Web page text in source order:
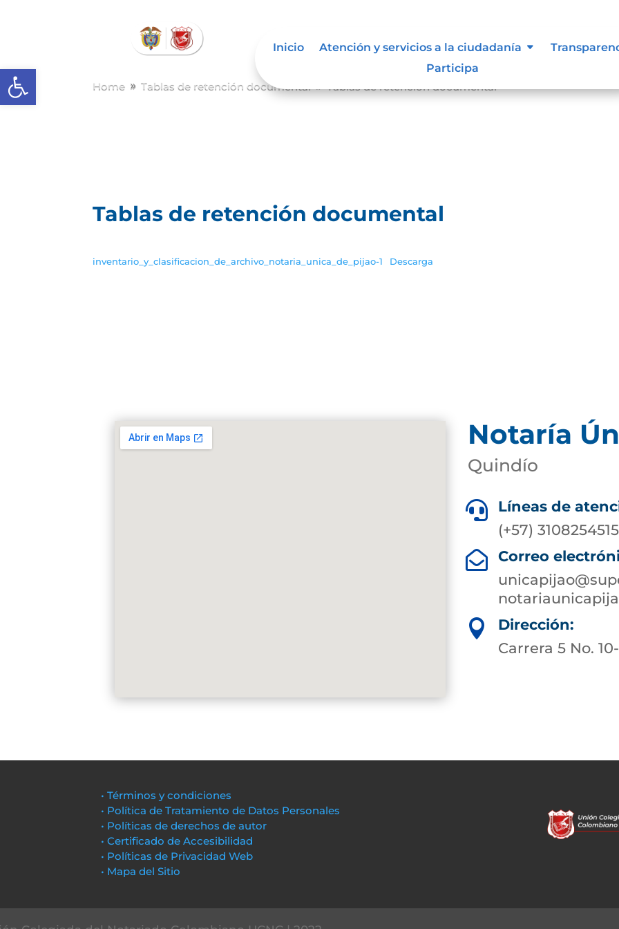
Abrir barra de herramientas
Inicio Atención y servicios a la ciudadanía
Participa
Home 9 Tablas de retención documental
Tablas de retención documental
inventario_y_clasificacion_de_archivo_notaria_unica_de_pijao-1 Descarga
Notaría
Quindío

Líneas de
(+57) 3108254515

Correo

Dirección:
Carrera 5 No.
• Términos y condiciones
• Política de Tratamiento de Datos Personales
• Políticas de derechos de autor
• Certificado de Accesibilidad
• Políticas de Privacidad Web
• Mapa del Sitio